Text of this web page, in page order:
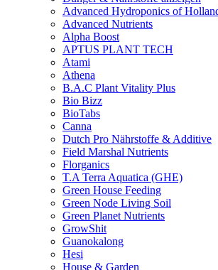
Advanced Hydroponics of
Advanced Nutrients
Alpha Boost
APTUS PLANT TECH
Atami
Athena
B.A.C Plant Vitality Plus
Bio Bizz
BioTabs
Canna
Dutch Pro Nährstoffe & Additive
Field Marshal Nutrients
Florganics
T.A Terra Aquatica (GHE)
Green House Feeding
Green Node Living Soil
Green Planet Nutrients
GrowShit
Guanokalong
Hesi
House & Garden